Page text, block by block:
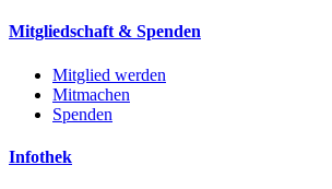
Mitgliedschaft & Spenden
Mitglied werden
Mitmachen
Spenden
Infothek